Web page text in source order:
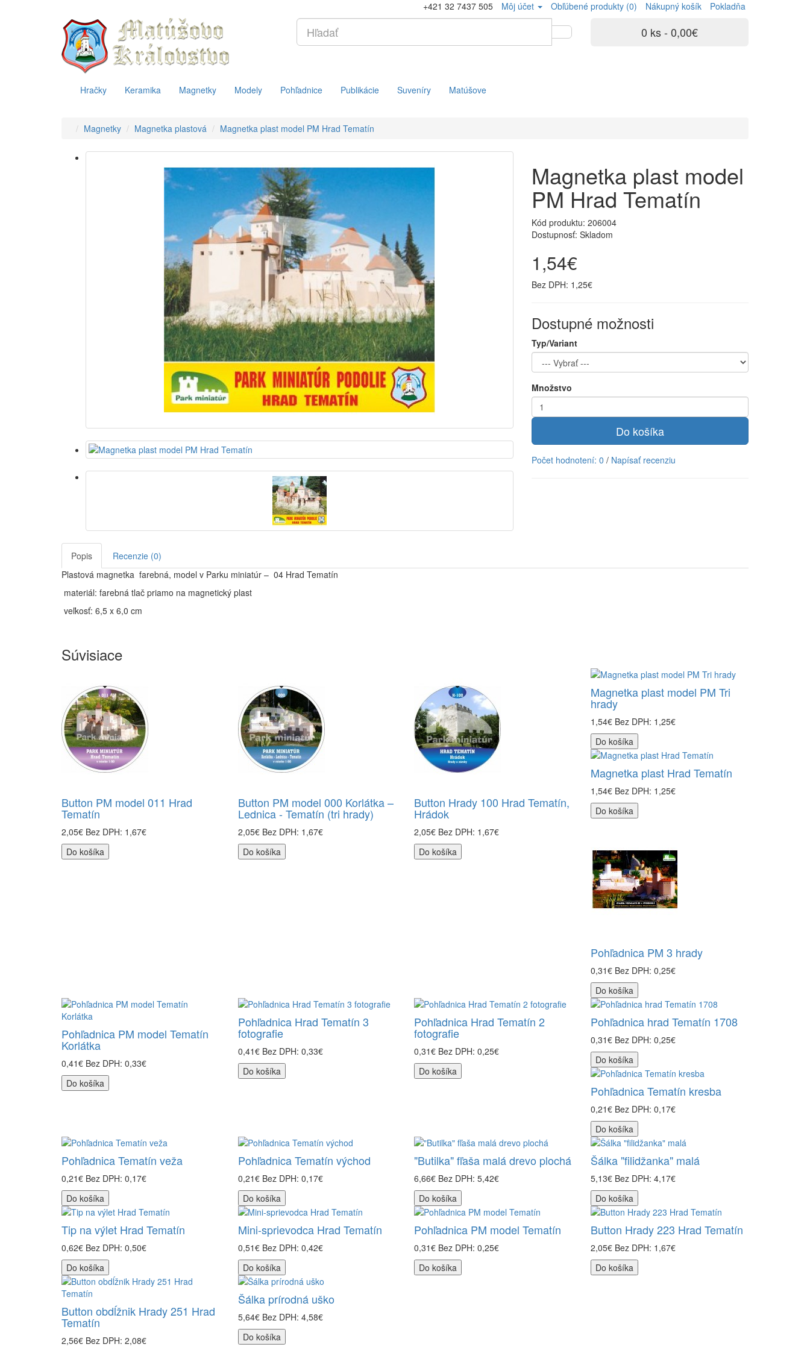
+421 32 7437 505 Môj účet Obľúbené produkty (0) Nákupný košík Pokladňa
0 ks - 0,00€
Hračky Keramika Magnetky Modely Pohľadnice Publikácie Suveníry Matúšove
Magnetky Magnetka plastová Magnetka plast model PM Hrad Tematín
Magnetka plast model
PM Hrad Tematín
Kód produktu: 206004
Dostupnosť: Skladom
1,54€
Bez DPH: 1,25€
Dostupné možnosti
Typ/Variant
Množstvo
Do košíka
Počet hodnotení: 0 / Napísať recenziu
Popis
Recenzie (0)
Plastová magnetka farebná, model v Parku miniatúr – 04 Hrad Tematín
materiál: farebná tlač priamo na magnetický plast
veľkosť: 6,5 x 6,0 cm
Súvisiace
Button PM model 011 Hrad
Tematín
2,05€ Bez DPH: 1,67€
Do košíka
Button PM model 000 Korlátka –
Lednica - Tematín (tri hrady)
2,05€ Bez DPH: 1,67€
Do košíka
Button Hrady 100 Hrad Tematín,
Hrádok
2,05€ Bez DPH: 1,67€
Do košíka
Magnetka plast model PM Tri
hrady
1,54€ Bez DPH: 1,25€
Do košíka
Magnetka plast Hrad Tematín
1,54€ Bez DPH: 1,25€
Do košíka
Pohľadnica PM 3 hrady
0,31€ Bez DPH: 0,25€
Do košíka
Pohľadnica PM model Tematín
Korlátka
0,41€ Bez DPH: 0,33€
Do košíka
Pohľadnica Hrad Tematín 3
fotografie
0,41€ Bez DPH: 0,33€
Do košíka
Pohľadnica Hrad Tematín 2
fotografie
0,31€ Bez DPH: 0,25€
Do košíka
Pohľadnica hrad Tematín 1708
0,31€ Bez DPH: 0,25€
Do košíka
Pohľadnica Tematín kresba
0,21€ Bez DPH: 0,17€
Do košíka
Pohľadnica Tematín veža
0,21€ Bez DPH: 0,17€
Do košíka
Pohľadnica Tematín východ
0,21€ Bez DPH: 0,17€
Do košíka
"Butilka" fľaša malá drevo plochá
6,66€ Bez DPH: 5,42€
Do košíka
Šálka "filidžanka" malá
5,13€ Bez DPH: 4,17€
Do košíka
Tip na výlet Hrad Tematín
0,62€ Bez DPH: 0,50€
Do košíka
Mini-sprievodca Hrad Tematín
0,51€ Bez DPH: 0,42€
Do košíka
Pohľadnica PM model Tematín
0,31€ Bez DPH: 0,25€
Do košíka
Button Hrady 223 Hrad Tematín
2,05€ Bez DPH: 1,67€
Do košíka
Button obdĺžnik Hrady 251 Hrad
Tematín
2,56€ Bez DPH: 2,08€
Šálka prírodná uško
5,64€ Bez DPH: 4,58€
Do košíka